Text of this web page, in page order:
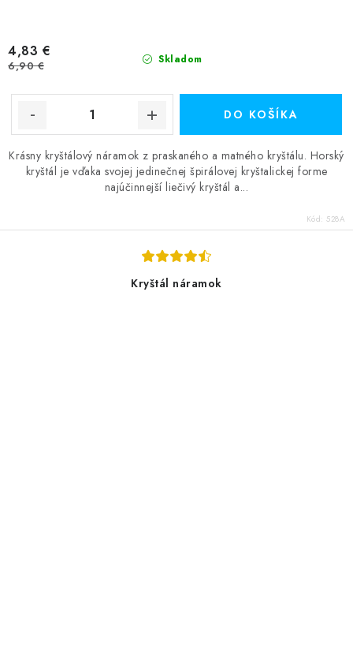
Skladom
4,83 €
6,90 €
DO KOŠÍKA
Krásny kryštálový náramok z praskaného a matného kryštálu. Horský
kryštál je vďaka svojej jedinečnej špirálovej kryštalickej forme
najúčinnejší liečivý kryštál a...
Kód: 528A
Kryštál náramok